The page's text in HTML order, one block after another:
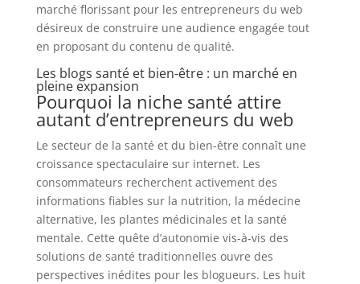
marché florissant pour les entrepreneurs du web
désireux de construire une audience engagée tout
en proposant du contenu de qualité.
Les blogs santé et bien-être : un marché en
pleine expansion
Pourquoi la niche santé attire
autant d’entrepreneurs du web
Le secteur de la santé et du bien-être connaît une
croissance spectaculaire sur internet. Les
consommateurs recherchent activement des
informations fiables sur la nutrition, la médecine
alternative, les plantes médicinales et la santé
mentale. Cette quête d’autonomie vis-à-vis des
solutions de santé traditionnelles ouvre des
perspectives inédites pour les blogueurs. Les huit